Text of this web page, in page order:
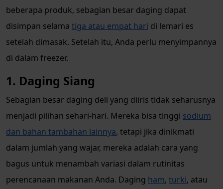
beberapa produk, sebagian besar daging dapat
disimpan selama tiga atau empat hari di lemari es
setelah dimasak. Setelah itu, Anda perlu menyimpannya
di dalam freezer.
1. Daging Siang
Sebagian besar daging deli yang diiris tidak seharusnya
menjadi pilihan sehari-hari. Mereka bisa tinggi sodium
dan bahan tambahan lainnya, tetapi jika dinikmati
dalam jumlah yang wajar, mereka adalah cara yang
bagus untuk menambah variasi dalam rutinitas
perencanaan makanan Anda. Daging ham, turki, atau